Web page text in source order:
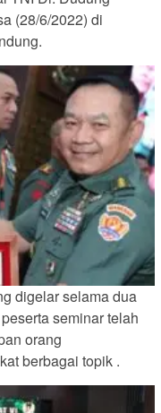
(28/6/2022) di
digelar selama dua
seminar telah
orang
berbagai topik .